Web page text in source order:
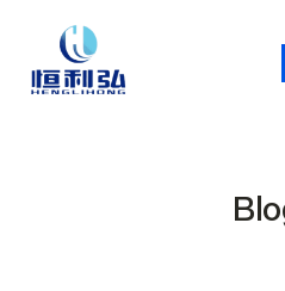
contenido